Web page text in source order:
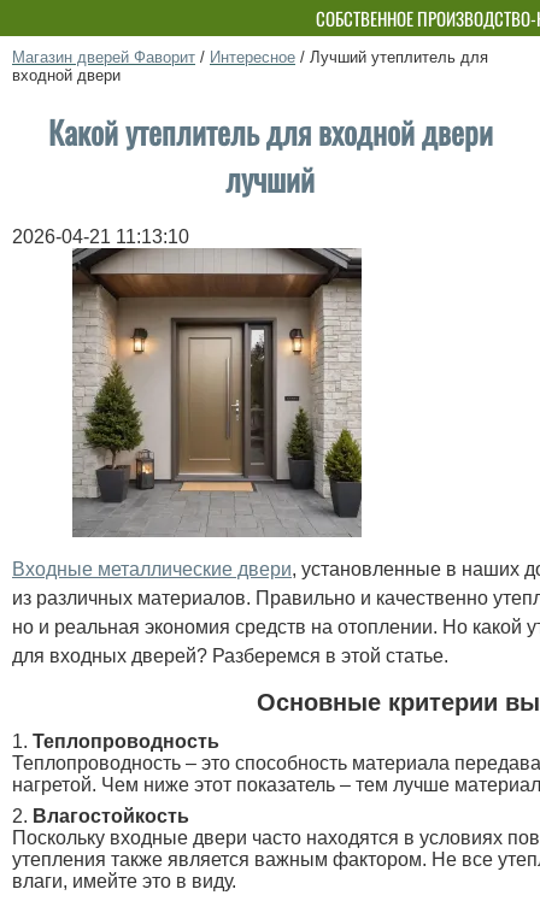
СОБСТВЕННОЕ
Магазин дверей Фаворит / Интересное / Лучший утеплитель для
входной двери
Какой утеплитель для входной двери
лучший
2026-04-21 11:13:10
Входные металлические двери, установленные в наших
из различных материалов. Правильно и качественно
но и реальная экономия средств на отоплении. Но
для входных дверей? Разберемся в этой статье.
Основные критерии
Теплопроводность
Теплопроводность – это способность материала
нагретой. Чем ниже этот показатель – тем лучше
Влагостойкость
Поскольку входные двери часто находятся в условиях
утепления также является важным фактором. Не все
влаги, имейте это в виду.